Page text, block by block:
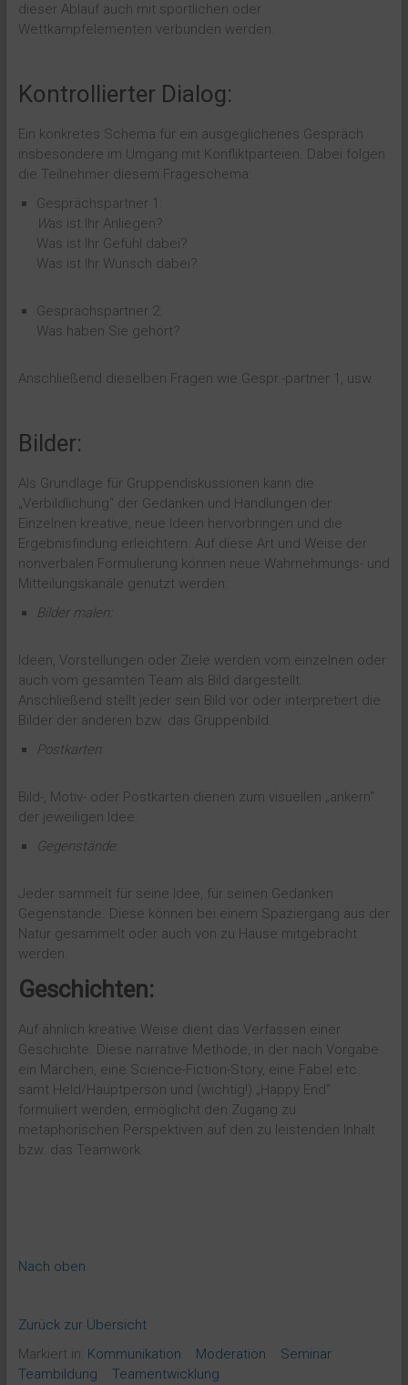
dieser Ablauf auch mit sportlichen oder
Wettkampfelementen verbunden werden.
Kontrollierter Dialog:
Ein konkretes Schema für ein ausgeglichenes Gespräch
insbesondere im Umgang mit Konfliktparteien. Dabei folgen
die Teilnehmer diesem Frageschema:
Gesprächspartner 1:
Was ist Ihr Anliegen?
Was ist Ihr Gefühl dabei?
Was ist Ihr Wunsch dabei?
Gesprächspartner 2:
Was haben Sie gehört?
Anschließend dieselben Fragen wie Gespr.-partner 1, usw.
Bilder:
Als Grundlage für Gruppendiskussionen kann die
„Verbildlichung“ der Gedanken und Handlungen der
Einzelnen kreative, neue Ideen hervorbringen und die
Ergebnisfindung erleichtern. Auf diese Art und Weise der
nonverbalen Formulierung können neue Wahrnehmungs- und
Mitteilungskanäle genutzt werden:
Bilder malen:
Ideen, Vorstellungen oder Ziele werden vom einzelnen oder
auch vom gesamten Team als Bild dargestellt.
Anschließend stellt jeder sein Bild vor oder interpretiert die
Bilder der anderen bzw. das Gruppenbild.
Postkarten:
Bild-, Motiv- oder Postkarten dienen zum visuellen „ankern“
der jeweiligen Idee.
Gegenstände:
Jeder sammelt für seine Idee, für seinen Gedanken
Gegenstände. Diese können bei einem Spaziergang aus der
Natur gesammelt oder auch von zu Hause mitgebracht
werden.
Geschichten:
Auf ähnlich kreative Weise dient das Verfassen einer
Geschichte. Diese narrative Methode, in der nach Vorgabe
ein Märchen, eine Science-Fiction-Story, eine Fabel etc.
samt Held/Hauptperson und (wichtig!) „Happy End“
formuliert werden, ermöglicht den Zugang zu
metaphorischen Perspektiven auf den zu leistenden Inhalt
bzw. das Teamwork.
Nach oben
Zurück zur Übersicht
Markiert in: Kommunikation Moderation
Seminar
Teambildung
Teamentwicklung